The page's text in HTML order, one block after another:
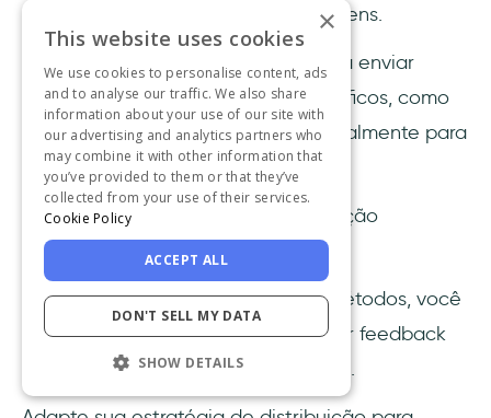
automatizadas de e-mail e mensagens.
Por exemplo, configure gatilhos para enviar
pesquisas NPS em intervalos específicos, como
30 dias após a inscrição ou trimestralmente para
clientes de longo prazo.
A automação garante uma distribuição
consistente e oportuna.
Ao usar uma combinação desses métodos, você
pode maximizar seu alcance e obter feedback
abrangente de sua base de clientes.
×
This website uses cookies
We use cookies to personalise content, ads
and to analyse our traffic. We also share
information about your use of our site with
our advertising and analytics partners who
may combine it with other information that
you’ve provided to them or that they’ve
collected from your use of their services.
Cookie Policy
ACCEPT ALL
DON'T SELL MY DATA
SHOW DETAILS